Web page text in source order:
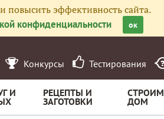
повысить эффективность сайта.
конфиденциальности ок
Конкурсы Тестирования
И РЕЦЕПТЫ И
ЗАГОТОВКИ
СТРОИМ
ДОМ